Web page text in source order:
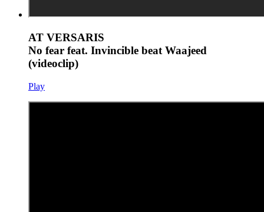
AT VERSARIS
No fear feat. Invincible beat Waajeed
(videoclip)
Play